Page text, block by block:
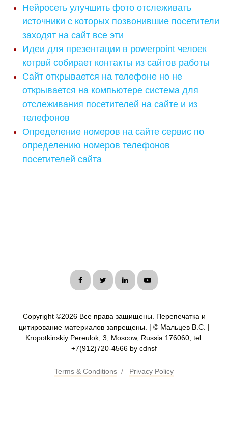
Нейросеть улучшить фото отслеживать
источники с которых позвонившие посетители
заходят на сайт все эти
Идеи для презентации в powerpoint челоек
котрвй собирает контакты из сайтов работы
Сайт открывается на телефоне но не
открывается на компьютере система для
отслеживания посетителей на сайте и из
телефонов
Определение номеров на сайте сервис по
определению номеров телефонов
посетителей сайта
Copyright ©2026 Все права защищены. Перепечатка и
цитирование материалов запрещены. | © Мальцев В.С. |
Kropotkinskiy Pereulok, 3, Moscow, Russia 176060, tel:
+7(912)720-4566 by cdnsf
Terms & Conditions / Privacy Policy